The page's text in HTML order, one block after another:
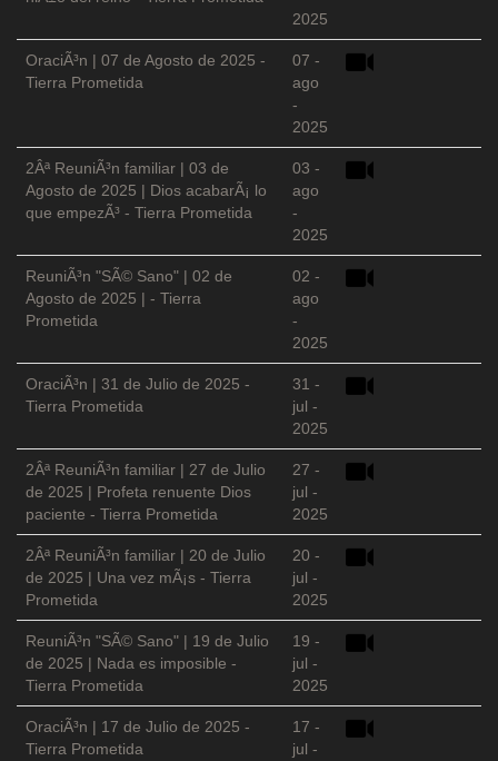
2025
OraciÃ³n | 07 de Agosto de 2025 -
Tierra Prometida
07 -
ago
-
2025
2Âª ReuniÃ³n familiar | 03 de
Agosto de 2025 | Dios acabarÃ¡ lo
que empezÃ³ - Tierra Prometida
03 -
ago
-
2025
ReuniÃ³n "SÃ© Sano" | 02 de
Agosto de 2025 | - Tierra
Prometida
02 -
ago
-
2025
OraciÃ³n | 31 de Julio de 2025 -
Tierra Prometida
31 -
jul -
2025
2Âª ReuniÃ³n familiar | 27 de Julio
de 2025 | Profeta renuente Dios
paciente - Tierra Prometida
27 -
jul -
2025
2Âª ReuniÃ³n familiar | 20 de Julio
de 2025 | Una vez mÃ¡s - Tierra
Prometida
20 -
jul -
2025
ReuniÃ³n "SÃ© Sano" | 19 de Julio
de 2025 | Nada es imposible -
Tierra Prometida
19 -
jul -
2025
OraciÃ³n | 17 de Julio de 2025 -
Tierra Prometida
17 -
jul -